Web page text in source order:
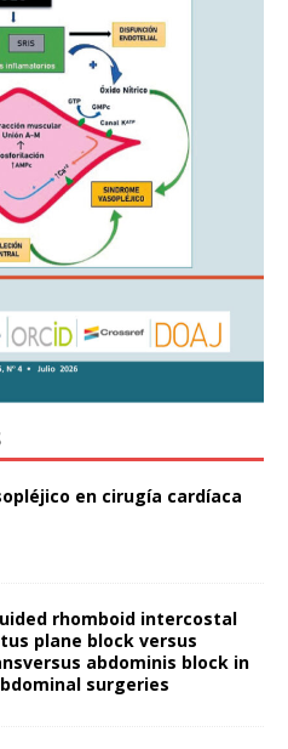
en cirugía cardíaca
rhomboid intercostal
plane block versus
abdominis block in
surgeries